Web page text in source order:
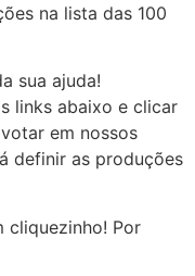
na lista das 100
sua ajuda!
links abaixo e clicar
em nossos
definir as produções
cliquezinho! Por